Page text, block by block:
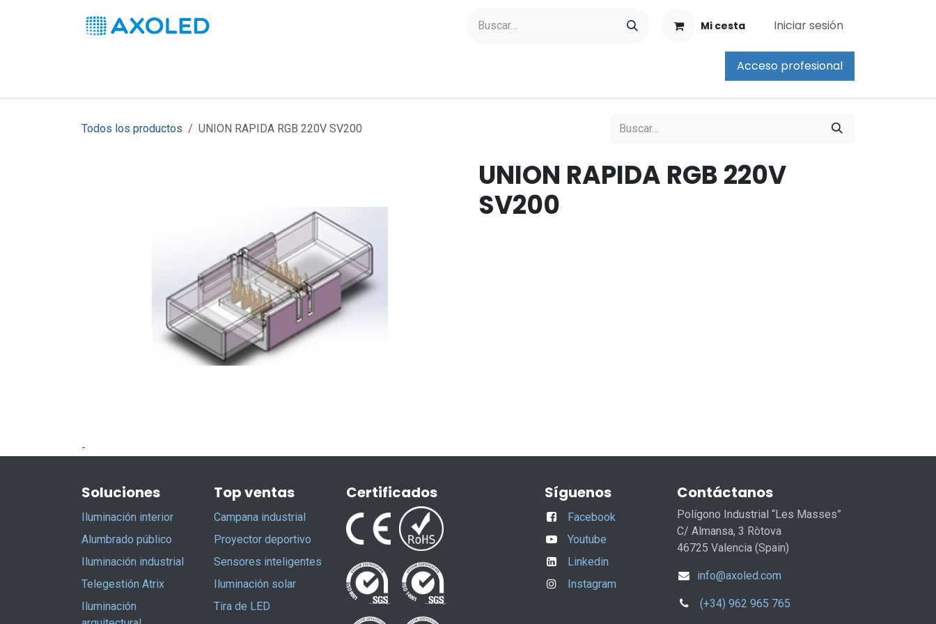
Mi cesta Iniciar sesión
Acceso profesional
Todos los productos UNION RAPIDA RGB 220V SV200
UNION RAPIDA RGB 220V
SV200
-
Soluciones
Iluminación interior
Alumbrado público
Iluminación industrial
Telegestión Atrix
Iluminación
Top ventas
Campana industrial
Proyector deportivo
Sensores inteligentes
Iluminación solar
Tira de LED
Certificados Síguenos
Facebook
Youtube
Linkedin
Instagram
Contáctanos
Polígono Industrial “Les Masses”
C/ Almansa, 3 Ròtova
46725 Valencia (Spain)
info@axoled.com
(+34) 962 965 765